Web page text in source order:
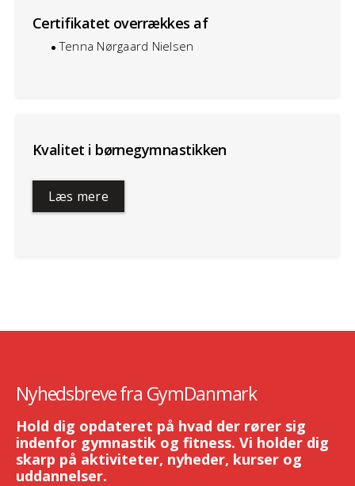
Certifikatet overrækkes af
Tenna Nørgaard Nielsen
Kvalitet i børnegymnastikken
Læs mere
Nyhedsbreve fra GymDanmark
Hold dig opdateret på hvad der rører sig
indenfor gymnastik og fitness. Vi holder dig
skarp på aktiviteter, nyheder, kurser og
uddannelser.